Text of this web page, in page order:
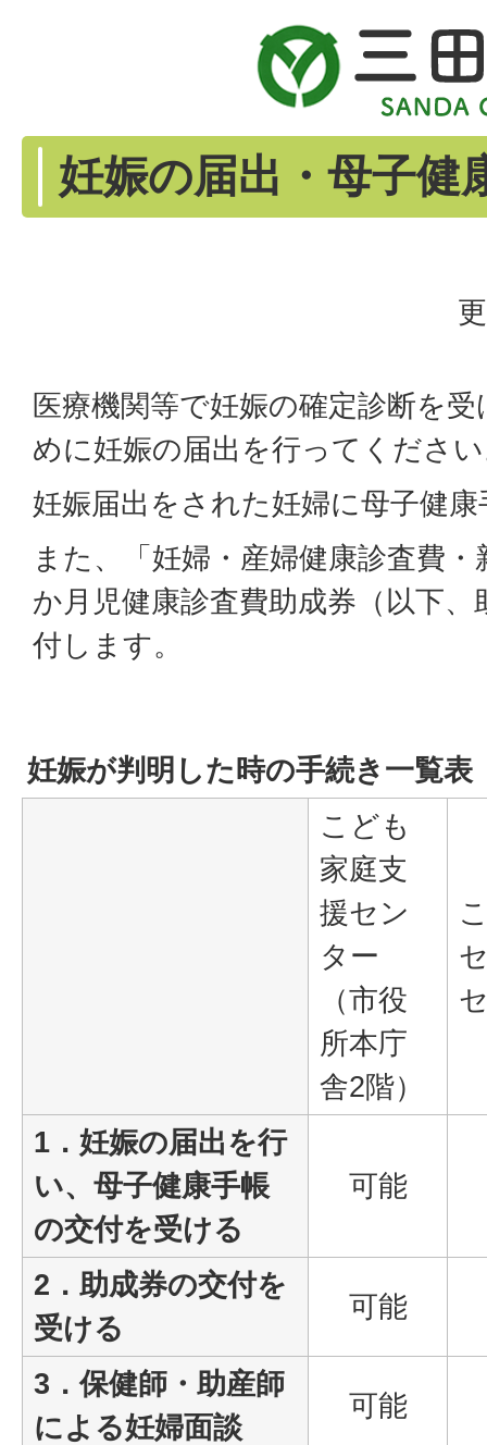
妊娠の届出・母子健
医療機関等で妊娠の確定診断を
めに妊娠の届出を行ってくださ
妊娠届出をされた妊婦に母子健
また、「妊婦・産婦健康診査費
か月児健康診査費助成券（以下
付します。
妊娠が判明した時の手続き一覧表
こども
家庭支
援セン
ター
（市役
所本庁
舎2階）
1．妊娠の届出を行
い、母子健康手帳
の交付を受ける
可能
2．助成券の交付を
受ける
可能
3．保健師・助産師
による妊婦面談
可能